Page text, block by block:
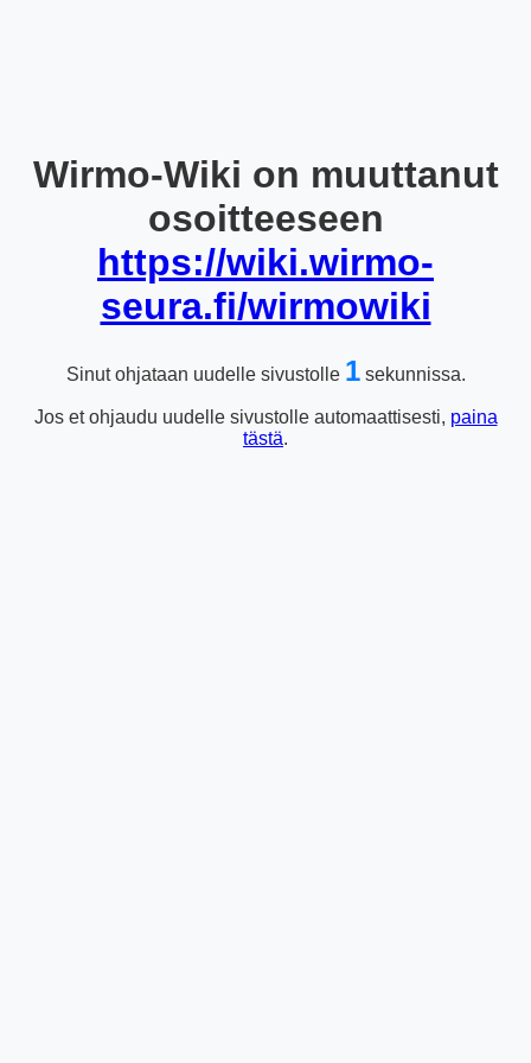
Wirmo-Wiki on muuttanut
osoitteeseen
https://wiki.wirmo-
seura.fi/wirmowiki
Sinut ohjataan uudelle sivustolle 1sekunnissa.
Jos et ohjaudu uudelle sivustolle automaattisesti, paina
tästä.